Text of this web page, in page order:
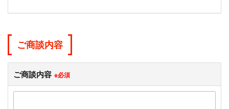
ご商談内容
ご商談内容 ※必須